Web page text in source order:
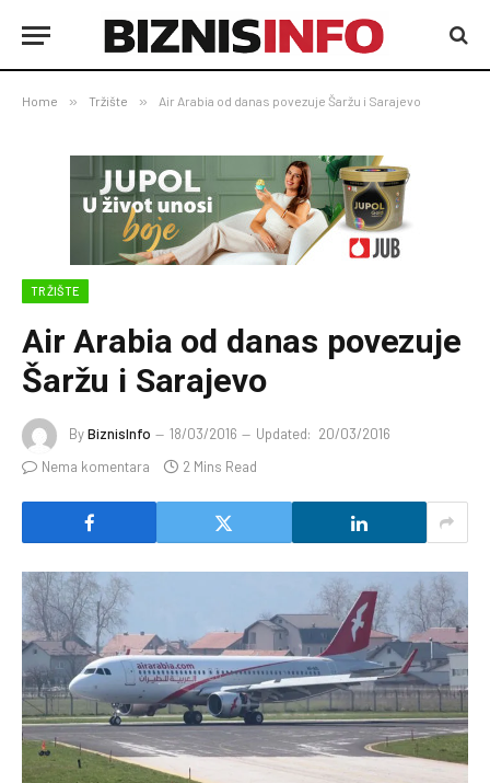
Home » Tržište » Air Arabia od danas povezuje Šaržu i Sarajevo
TRŽIŠTE
Air Arabia od danas povezuje
Šaržu i Sarajevo
ByBiznisInfo 18/03/2016 Updated: 20/03/2016
Nema komentara
2 Mins Read